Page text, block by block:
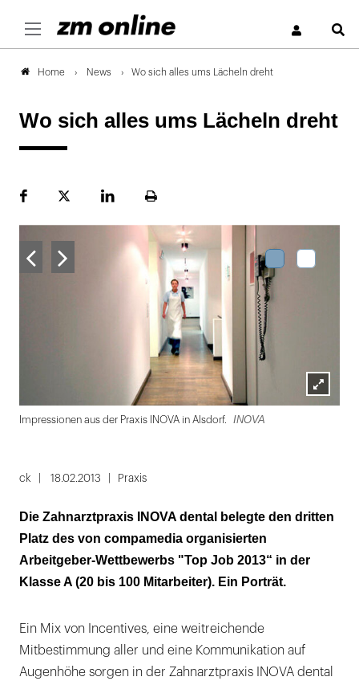
Home News Wo sich alles ums Lächeln dreht
Wo sich alles ums Lächeln dreht
FacebookPlattformLinekdInSeite
Lightbox
Impressionen aus der Praxis INOVA in Alsdorf. INOVA
1
2
ck 18.02.2013 Praxis
Die Zahnarztpraxis INOVA dental belegte den dritten
Platz des von compamedia organisierten
Arbeitgeber-Wettbewerbs "Top Job 2013“ in der
Klasse A (20 bis 100 Mitarbeiter). Ein Porträt.
Ein Mix von Incentives, eine weitreichende
Mitbestimmung aller und eine Kommunikation auf
Augenhöhe sorgen in der Zahnarztpraxis INOVA dental